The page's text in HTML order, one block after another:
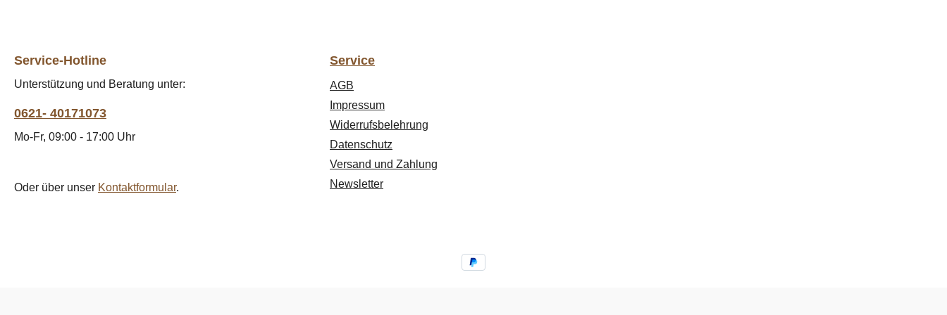
Service-Hotline
Unterstützung und Beratung unter:
0621- 40171073
Mo-Fr, 09:00 - 17:00 Uhr
Oder über unser Kontaktformular.
Service
AGB
Impressum
Widerrufsbelehrung
Datenschutz
Versand und Zahlung
Newsletter